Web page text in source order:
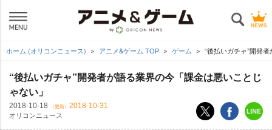
ホーム (オリコンニュース) アニメ&ゲーム TOP ゲーム “後払いガチャ”開発
“後払いガチャ”開発者が語る業界の今「課金は悪いことじ
ゃない」
2018-10-18 （更新） 2018-10-31
オリコンニュース